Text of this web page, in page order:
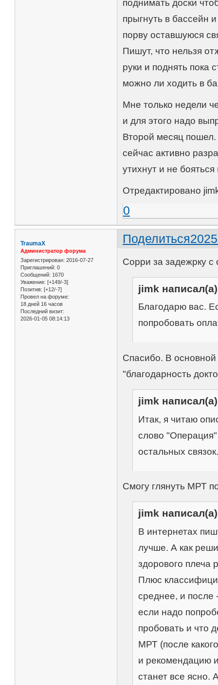
поднимать доски
прыгнуть в бассейн
порву оставшуюся
Пишут, что нельзя
руки и поднять пока
можно ли ходить в
Мне только недели
и для этого надо
Второй месяц
сейчас активно
утихнут и не
Отредактировано
0
Поделиться
TraumaX
Администратор форума
Зарегистрирован: 2016-07-27
Приглашений: 0
Сообщений: 1670
Уважение: [+149/-3]
Позитив: [+12/-7]
Провел на форуме:
18 дней 16 часов
Последний визит:
2026-01-05 08:14:13
Сорри за задежрку с
jimk
Благодарю вас.
попробовать
Спасибо. В основной
"благодарность
jimk
Итак, я читаю
слово
остальных
Смогу глянуть МРТ
jimk
В интернетах
лучше. А как
здорового плеча
Плюс
среднее, и после
если надо
пробовать и что
МРТ (после
и рекомендацию
станет все ясно.